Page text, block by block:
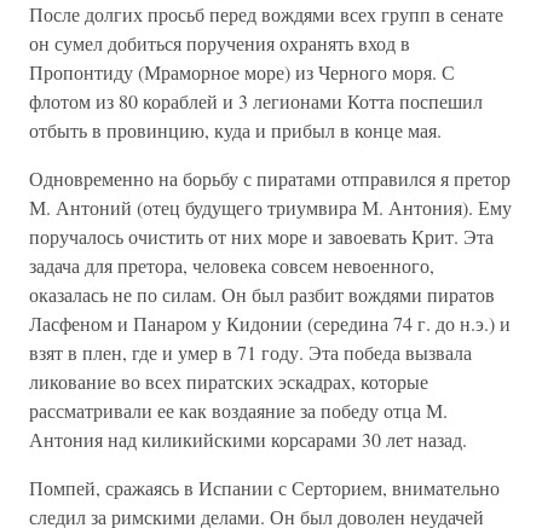
После долгих просьб перед вождями всех групп в сенате
он сумел добиться поручения охранять вход в
Пропонтиду (Мраморное море) из Черного моря. С
флотом из 80 кораблей и 3 легионами Котта поспешил
отбыть в провинцию, куда и прибыл в конце мая.
Одновременно на борьбу с пиратами отправился я претор
М. Антоний (отец будущего триумвира М. Антония). Ему
поручалось очистить от них море и завоевать Крит. Эта
задача для претора, человека совсем невоенного,
оказалась не по силам. Он был разбит вождями пиратов
Ласфеном и Панаром у Кидонии (середина 74 г. до н.э.) и
взят в плен, где и умер в 71 году. Эта победа вызвала
ликование во всех пиратских эскадрах, которые
рассматривали ее как воздаяние за победу отца М.
Антония над киликийскими корсарами 30 лет назад.
Помпей, сражаясь в Испании с Серторием, внимательно
следил за римскими делами. Он был доволен неудачей